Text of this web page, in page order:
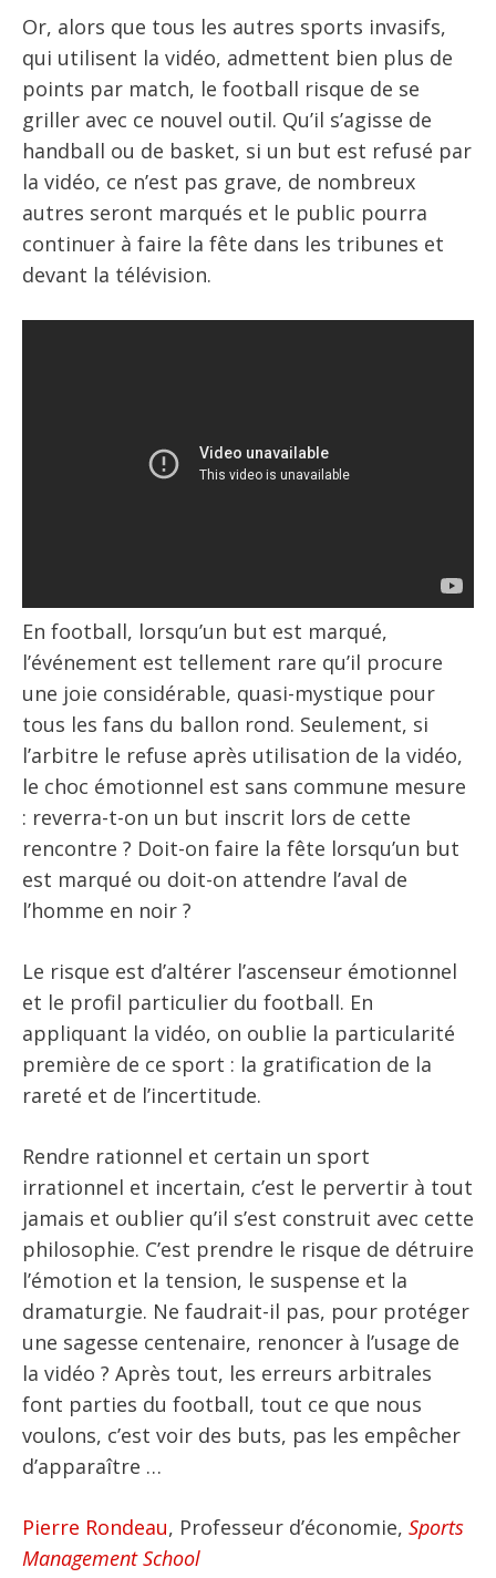
Or, alors que tous les autres sports invasifs,
qui utilisent la vidéo, admettent bien plus de
points par match, le football risque de se
griller avec ce nouvel outil. Qu’il s’agisse de
handball ou de basket, si un but est refusé par
la vidéo, ce n’est pas grave, de nombreux
autres seront marqués et le public pourra
continuer à faire la fête dans les tribunes et
devant la télévision.
En football, lorsqu’un but est marqué,
l’événement est tellement rare qu’il procure
une joie considérable, quasi-mystique pour
tous les fans du ballon rond. Seulement, si
l’arbitre le refuse après utilisation de la vidéo,
le choc émotionnel est sans commune mesure
: reverra-t-on un but inscrit lors de cette
rencontre ? Doit-on faire la fête lorsqu’un but
est marqué ou doit-on attendre l’aval de
l’homme en noir ?
Le risque est d’altérer l’ascenseur émotionnel
et le profil particulier du football. En
appliquant la vidéo, on oublie la particularité
première de ce sport : la gratification de la
rareté et de l’incertitude.
Rendre rationnel et certain un sport
irrationnel et incertain, c’est le pervertir à tout
jamais et oublier qu’il s’est construit avec cette
philosophie. C’est prendre le risque de détruire
l’émotion et la tension, le suspense et la
dramaturgie. Ne faudrait-il pas, pour protéger
une sagesse centenaire, renoncer à l’usage de
la vidéo ? Après tout, les erreurs arbitrales
font parties du football, tout ce que nous
voulons, c’est voir des buts, pas les empêcher
d’apparaître …
Pierre Rondeau, Professeur d’économie, Sports
Management School